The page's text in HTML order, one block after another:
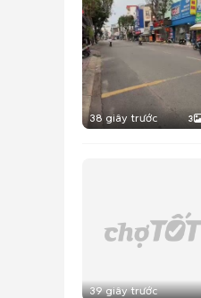
38 giây trước 3
39 giây trước